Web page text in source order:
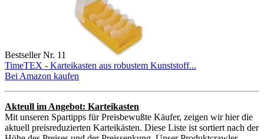
Bestseller Nr. 11
TimeTEX - Karteikasten aus robustem Kunststoff...
Bei Amazon kaufen
Akteull im Angebot: Karteikasten
Mit unseren Spartipps für Preisbewußte Käufer, zeigen wir hier die
aktuell preisreduzierten Karteikästen. Diese Liste ist sortiert nach der